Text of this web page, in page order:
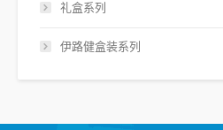
礼盒系列
伊路健盒装系列